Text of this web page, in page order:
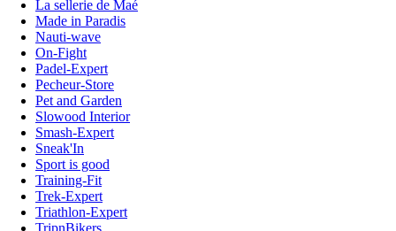
La sellerie de Maé
Made in Paradis
Nauti-wave
On-Fight
Padel-Expert
Pecheur-Store
Pet and Garden
Slowood Interior
Smash-Expert
Sneak'In
Sport is good
Training-Fit
Trek-Expert
Triathlon-Expert
TripnBikers